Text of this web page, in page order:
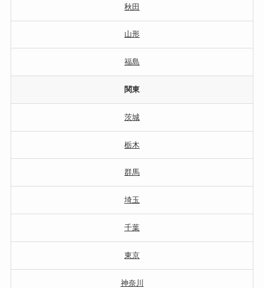
秋田
山形
福島
関東
茨城
栃木
群馬
埼玉
千葉
東京
神奈川